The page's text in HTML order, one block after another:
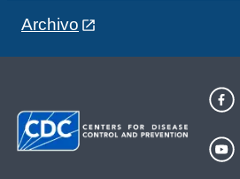
Archivo